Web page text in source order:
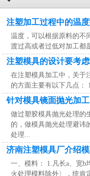
注塑加工过程中的温
温度，可以根据原料的不
渡过高或者过低对加工都
注塑模具的设计要考
在注塑模具加工中，关于
的方面主要有以下几点：
针对模具镜面抛光加
做过塑胶模具抛光处理的
的，做模具抛光处理避讳
处理...
济南注塑模具厂介绍
一、模料： 1.凡长a、宽b
火处理模料除外〉，统肯